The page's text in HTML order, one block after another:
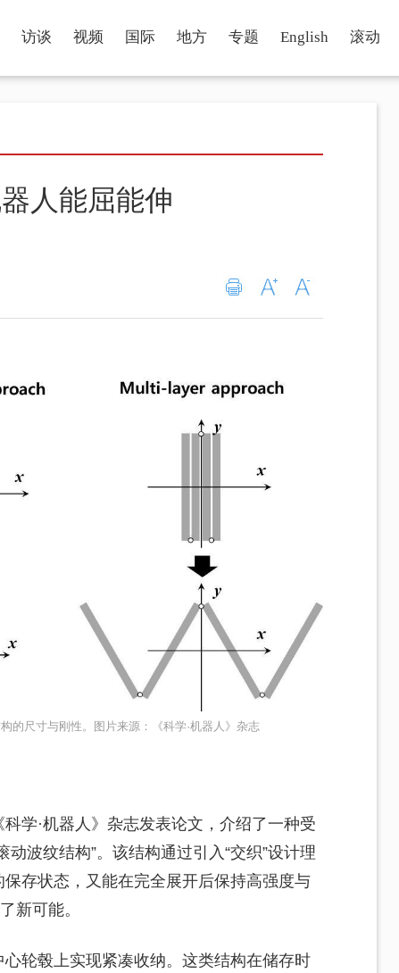
访谈 视频 国际 地方 专题 English 滚动
人能屈能伸
的尺寸与刚性。图片来源：《科学·机器人》杂志
学·机器人》杂志发表论文，介绍了一种受
波纹结构”。该结构通过引入“交织”设计理
存状态，又能在完全展开后保持高强度与
新可能。
轮毂上实现紧凑收纳。这类结构在储存时